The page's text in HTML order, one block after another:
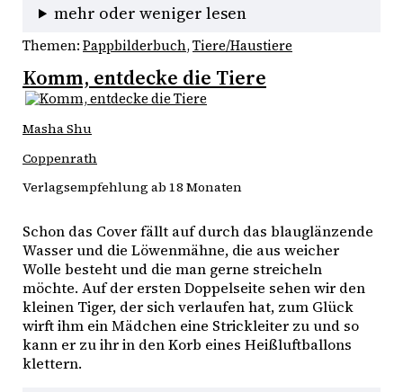
mehr oder weniger lesen
Themen: Pappbilderbuch, Tiere/Haustiere
Komm, entdecke die Tiere
Masha Shu
Coppenrath
Verlagsempfehlung ab 18 Monaten
Schon das Cover fällt auf durch das blauglänzende
Wasser und die Löwenmähne, die aus weicher
Wolle besteht und die man gerne streicheln
möchte. Auf der ersten Doppelseite sehen wir den
kleinen Tiger, der sich verlaufen hat, zum Glück
wirft ihm ein Mädchen eine Strickleiter zu und so
kann er zu ihr in den Korb eines Heißluftballons
klettern.